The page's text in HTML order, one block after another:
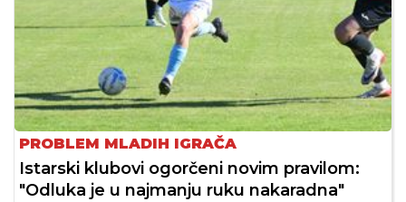
PROBLEM MLADIH IGRAČA
Istarski klubovi ogorčeni novim pravilom:
"Odluka je u najmanju ruku nakaradna"